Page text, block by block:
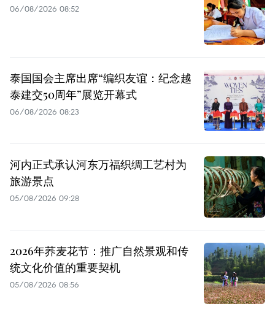
06/08/2026 08:52
泰国国会主席出席“编织友谊：纪念越
泰建交50周年”展览开幕式
06/08/2026 08:23
河内正式承认河东万福织绸工艺村为
旅游景点
05/08/2026 09:28
2026年荞麦花节：推广自然景观和传
统文化价值的重要契机
05/08/2026 08:56